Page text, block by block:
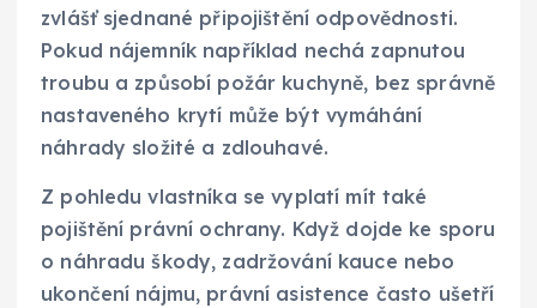
zvlášť sjednané připojištění odpovědnosti.
Pokud nájemník například nechá zapnutou
troubu a způsobí požár kuchyně, bez správně
nastaveného krytí může být vymáhání
náhrady složité a zdlouhavé.
Z pohledu vlastníka se vyplatí mít také
pojištění právní ochrany. Když dojde ke sporu
o náhradu škody, zadržování kauce nebo
ukončení nájmu, právní asistence často ušetří